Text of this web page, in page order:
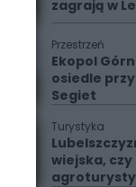
zagrają w
Przestrzeń
Ekopol
osiedle
Segiet
Turystyka
wiejska, czy